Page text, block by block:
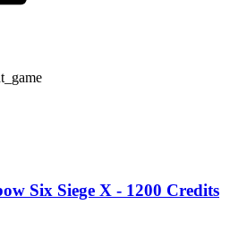
Six Siege X - 1200 Credits